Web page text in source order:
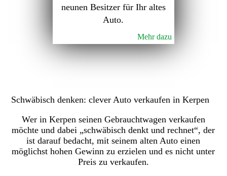
neunen Besitzer für Ihr altes
Auto.
Mehr dazu
Schwäbisch denken: clever Auto verkaufen in Kerpen
Wer in Kerpen seinen Gebrauchtwagen verkaufen
möchte und dabei „schwäbisch denkt und rechnet“, der
ist darauf bedacht, mit seinem alten Auto einen
möglichst hohen Gewinn zu erzielen und es nicht unter
Preis zu verkaufen.